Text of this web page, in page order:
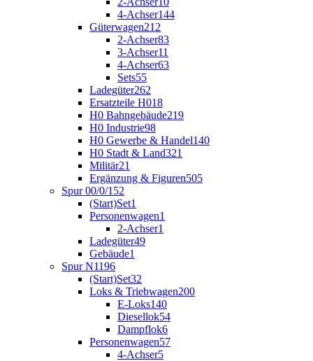
4-Achser144
Güterwagen212
2-Achser83
3-Achser11
4-Achser63
Sets55
Ladegüter262
Ersatzteile H018
H0 Bahngebäude219
H0 Industrie98
H0 Gewerbe & Handel140
H0 Stadt & Land321
Militär21
Ergänzung & Figuren505
Spur 00/0/1 52
(Start)Set1
Personenwagen1
2-Achser1
Ladegüter49
Gebäude1
Spur N1196
(Start)Set32
Loks & Triebwagen200
E-Loks140
Diesellok54
Dampflok6
Personenwagen57
4-Achser5